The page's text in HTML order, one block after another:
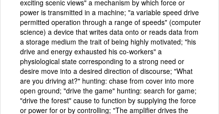
exciting scenic views" a mechanism by which force or
power is transmitted in a machine; "a variable speed drive
permitted operation through a range of speeds" (computer
science) a device that writes data onto or reads data from
a storage medium the trait of being highly motivated; "his
drive and energy exhausted his co-workers" a
physiological state corresponding to a strong need or
desire move into a desired direction of discourse; "What
are you driving at?" hunting: chase from cover into more
open ground; "drive the game" hunting: search for game;
"drive the forest" cause to function by supplying the force
or power for or by controlling; "The amplifier drives the